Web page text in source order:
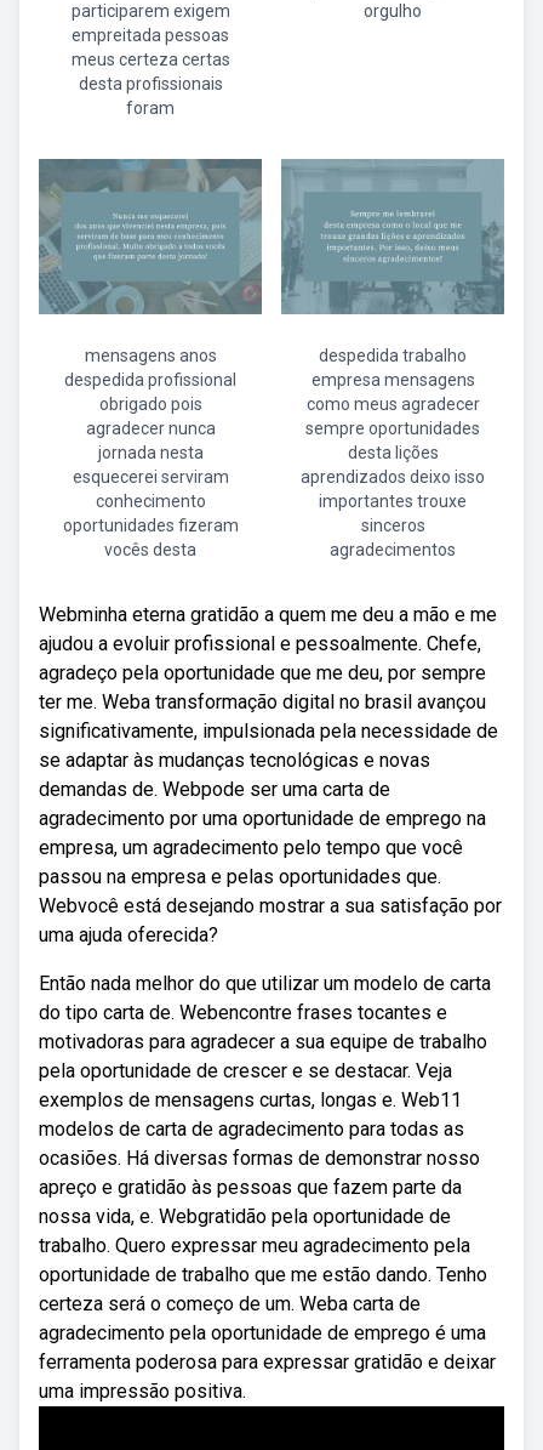
participarem exigem
empreitada pessoas
meus certeza certas
desta profissionais
foram
orgulho
mensagens anos
despedida profissional
obrigado pois
agradecer nunca
jornada nesta
esquecerei serviram
conhecimento
oportunidades fizeram
vocês desta
despedida trabalho
empresa mensagens
como meus agradecer
sempre oportunidades
desta lições
aprendizados deixo isso
importantes trouxe
sinceros
agradecimentos
Webminha eterna gratidão a quem me deu a mão e me
ajudou a evoluir profissional e pessoalmente. Chefe,
agradeço pela oportunidade que me deu, por sempre
ter me. Weba transformação digital no brasil avançou
significativamente, impulsionada pela necessidade de
se adaptar às mudanças tecnológicas e novas
demandas de. Webpode ser uma carta de
agradecimento por uma oportunidade de emprego na
empresa, um agradecimento pelo tempo que você
passou na empresa e pelas oportunidades que.
Webvocê está desejando mostrar a sua satisfação por
uma ajuda oferecida?
Então nada melhor do que utilizar um modelo de carta
do tipo carta de. Webencontre frases tocantes e
motivadoras para agradecer a sua equipe de trabalho
pela oportunidade de crescer e se destacar. Veja
exemplos de mensagens curtas, longas e. Web11
modelos de carta de agradecimento para todas as
ocasiões. Há diversas formas de demonstrar nosso
apreço e gratidão às pessoas que fazem parte da
nossa vida, e. Webgratidão pela oportunidade de
trabalho. Quero expressar meu agradecimento pela
oportunidade de trabalho que me estão dando. Tenho
certeza será o começo de um. Weba carta de
agradecimento pela oportunidade de emprego é uma
ferramenta poderosa para expressar gratidão e deixar
uma impressão positiva.